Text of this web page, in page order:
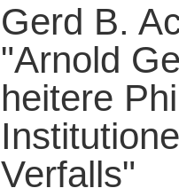
Gerd B.
"Arnold
heitere
Verfalls"